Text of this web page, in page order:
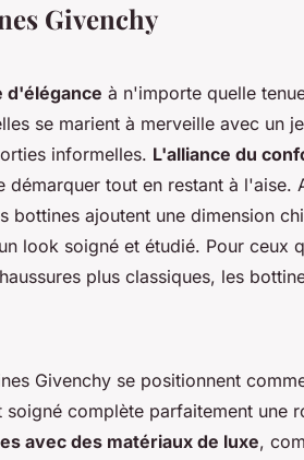
Givenchy
d'élégance à n'importe quelle
se marient à merveille avec un
informelles. L'alliance du
tout en restant à l'aise.
bottines ajoutent une dimension
look soigné et étudié. Pour ceux
plus classiques, les
Givenchy se positionnent
soigné complète parfaitement une
avec des matériaux de luxe,